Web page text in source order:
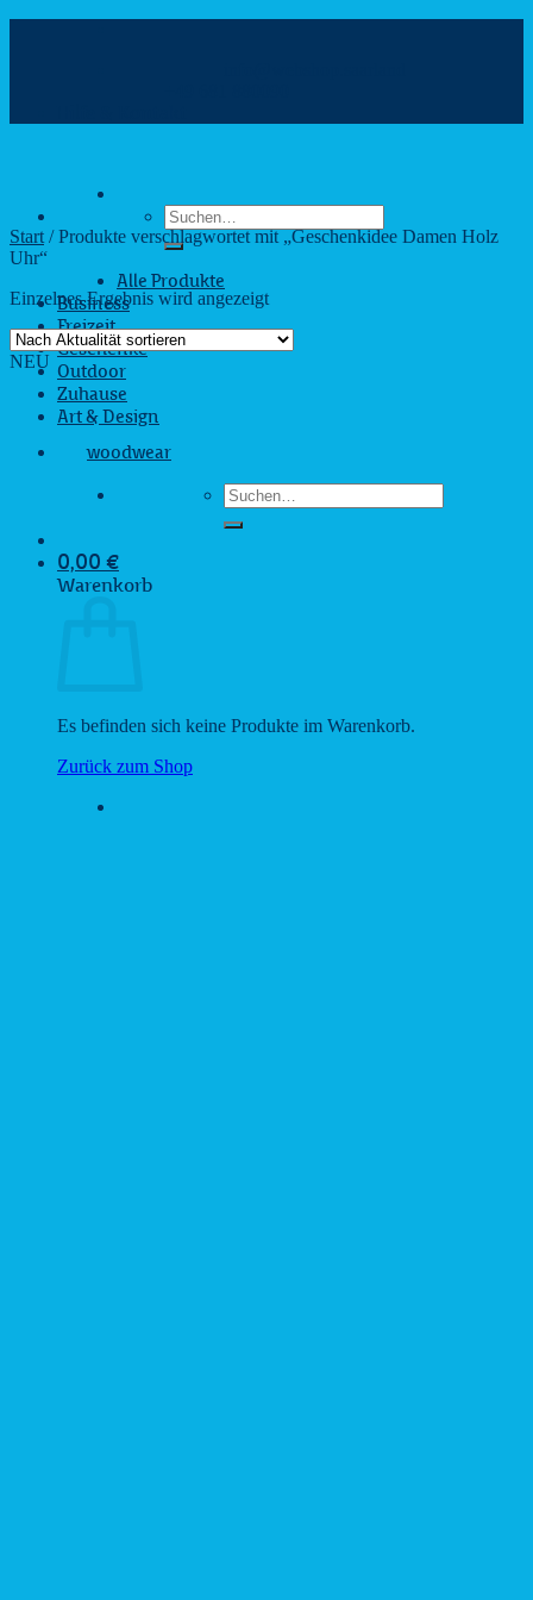
Suchen
nach:
Alle Produkte
Business
Freizeit
Geschenke
Outdoor
Zuhause
Art & Design
woodwear
Suchen
nach:
0,00 €
Warenkorb
Es befinden sich keine Produkte im Warenkorb.
Zurück zum Shop
Start /Produkte verschlagwortet mit „Geschenkidee Damen Holz
Uhr“
Einzelnes Ergebnis wird angezeigt
NEU